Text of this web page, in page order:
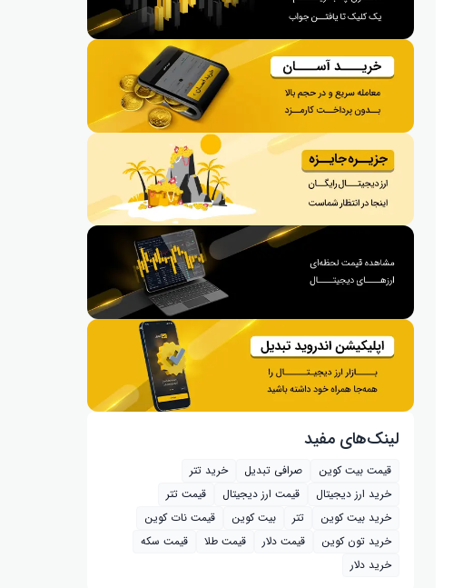
لینک‌های مفید
قیمت بیت کوین صرافی تبدیل
خرید تتر
خرید ارز دیجیتال
قیمت ارز دیجیتال
قیمت تتر
خرید بیت‌ کوین
تتر بیت کوین
قیمت نات کوین
خرید تون کوین
قیمت دلار قیمت طلا
قیمت سکه
خرید دلار